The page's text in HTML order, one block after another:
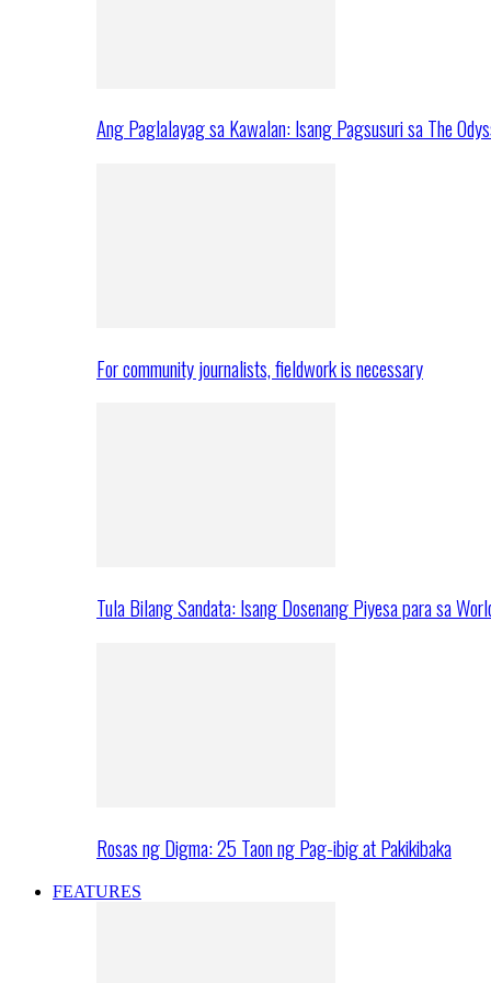
Ang Paglalayag sa Kawalan: Isang Pagsusuri sa The
For community journalists, fieldwork is necessary
Tula Bilang Sandata: Isang Dosenang Piyesa para sa
Rosas ng Digma: 25 Taon ng Pag-ibig at Pakikibaka
FEATURES